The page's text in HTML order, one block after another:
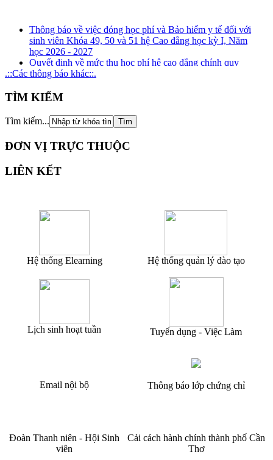
Thông báo về việc đóng học phí và Bảo hiểm y tế đối với
sinh viên Khóa 49, 50 và 51 hệ Cao đẳng học kỳ I, Năm
học 2026 - 2027
Quyết định về mức thu học phí hệ cao đẳng chính quy
(ngành đào tạo nghề) năm học 2026 - 2027
phòng, chống tham nhũng, tiêu cực năm 2026
Kế hoạch tổ chức rà soát xung đột lợi ích năm 2026
Thông báo Kết quả xét thăng hạng chức danh nghề nghiệp
đối với giảng viên giáo dục nghề nghiệp từ hạng III lên
.::Các thông báo khác::.
TÌM KIẾM
Tìm kiếm...
ĐƠN VỊ TRỰC THUỘC
LIÊN KẾT
Hệ thống Elearning Hệ thống quản lý đào tạo
Lịch sinh hoạt tuần Tuyển dụng - Việc Làm
Email nội bộ Thông báo lớp chứng chỉ
Đoàn Thanh niên - Hội Sinh
viên
Cải cách hành chính thành phố Cần
Thơ